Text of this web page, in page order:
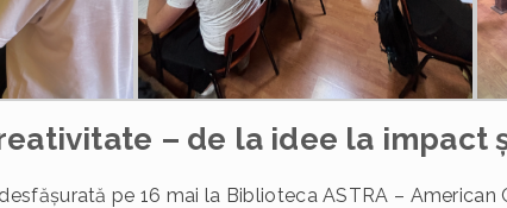
– de la idee la impact
pe 16 mai la Biblioteca ASTRA – American